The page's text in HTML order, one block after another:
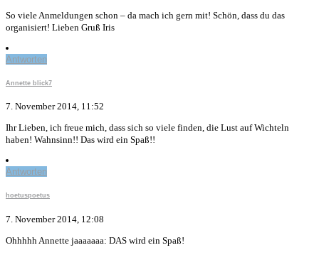
So viele Anmeldungen schon – da mach ich gern mit! Schön, dass du das
organisiert! Lieben Gruß Iris
Antworten
Annette blick7
7. November 2014, 11:52
Ihr Lieben, ich freue mich, dass sich so viele finden, die Lust auf Wichteln
haben! Wahnsinn!! Das wird ein Spaß!!
Antworten
hoetuspoetus
7. November 2014, 12:08
Ohhhhh Annette jaaaaaaa: DAS wird ein Spaß!